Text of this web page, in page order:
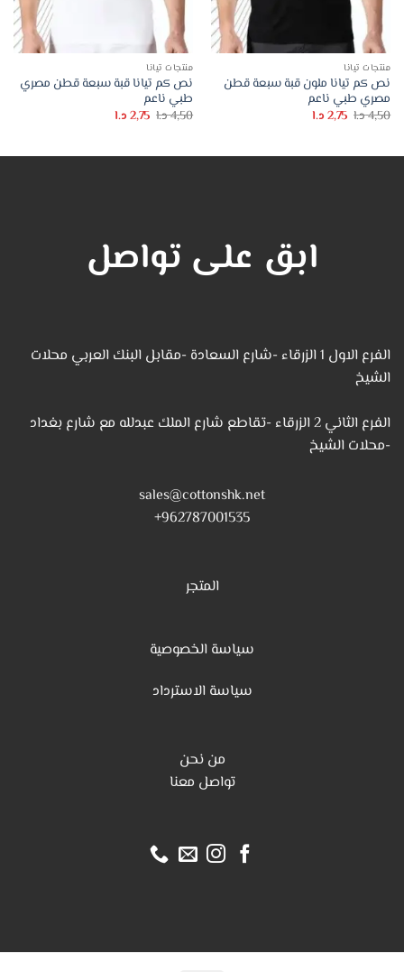
منتجات تيانا
نص كم تيانا ملون قبة سبعة قطن
مصري طبي ناعم
4,50د.ا السعر
الأصلي
2,75د.االسعر
منتجات تيانا
نص كم تيانا قبة سبعة قطن مصري
طبي ناعم
4,50د.ا السعر
الأصلي
2,75د.االسعر
ابق على تواصل
الفرع الاول 1 الزرقاء -شارع السعادة -مقابل البنك العربي محلات
الشيخ
الفرع الثاني 2 الزرقاء -تقاطع شارع الملك عبدلله مع شارع بغداد
-محلات الشيخ
sales@cottonshk.net
962787001535+
المتجر
سياسة الخصوصية
سياسة الاسترداد
من نحن
تواصل معنا